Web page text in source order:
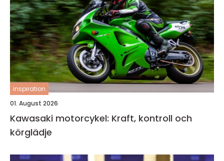
inspiration
01. August 2026
Kawasaki motorcykel: Kraft, kontroll och
körglädje